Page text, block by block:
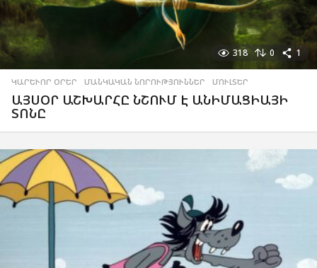
318 0 1
ԿԱՐԵՒՈՐ ՕՐԵՐ ,ՄԱՆԿԱԿԱՆ ՆՈՐՈՒԹՅՈՒՆՆԵՐ ,ՄՈՒԼՏԵՐ
ԱՅՍՕՐ ԱՇԽԱՐՀԸ ՆՇՈՒՄ Է ԱՆԻՄԱՑԻԱՅԻ
ՏՈՆԸ